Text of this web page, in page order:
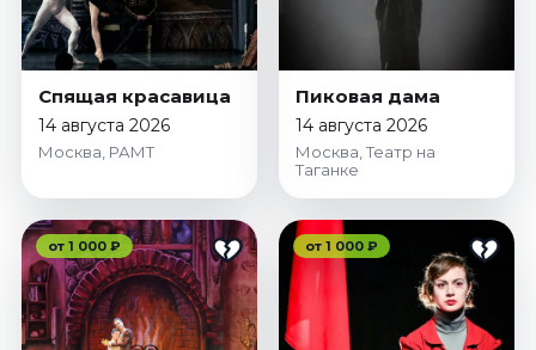
Спящая красавица
14 августа 2026
Москва, РАМТ
Пиковая дама
14 августа 2026
Москва, Театр на
Таганке
от 1 000 ₽ от 1 000 ₽